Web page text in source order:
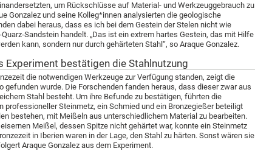
um Rückschlüsse auf Material- und Werkzeuggebrauch zu
Gonzalez und seine Kolleg*innen analysierten die geologische
dabei heraus, dass es ich bei dem Gestein der Stelen nicht wie
Sandstein handelt. „Das ist ein extrem hartes Gestein, das mit Hilfe
kann, sondern nur durch gehärteten Stahl“, so Araque Gonzalez.
Experiment bestätigen die Stahlnutzung
die notwendigen Werkzeuge zur Verfügung standen, zeigt die
gefunden wurde. Die Forschenden fanden heraus, dass dieser zwar aus
Stahl besteht. Um ihre Befunde zu bestätigen, führten die
professioneller Steinmetz, ein Schmied und ein Bronzegießer beteiligt
bestehen, mit Meißeln aus unterschiedlichem Material zu bearbeiten.
Meißel, dessen Spitze nicht gehärtet war, konnte ein Steinmetz
in Iberien waren in der Lage, den Stahl zu härten. Sonst wären sie
Araque Gonzalez aus dem Experiment.